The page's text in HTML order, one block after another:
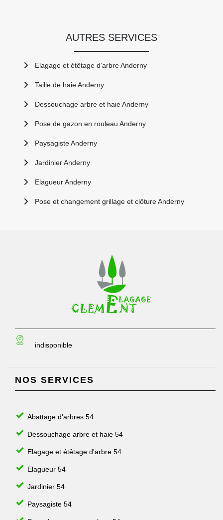
AUTRES SERVICES
Elagage et étêtage d'arbre Anderny
Taille de haie Anderny
Dessouchage arbre et haie Anderny
Pose de gazon en rouleau Anderny
Paysagiste Anderny
Jardinier Anderny
Elagueur Anderny
Pose et changement grillage et clôture Anderny
indisponible
NOS SERVICES
Abattage d'arbres 54
Dessouchage arbre et haie 54
Elagage et étêtage d'arbre 54
Elagueur 54
Jardinier 54
Paysagiste 54